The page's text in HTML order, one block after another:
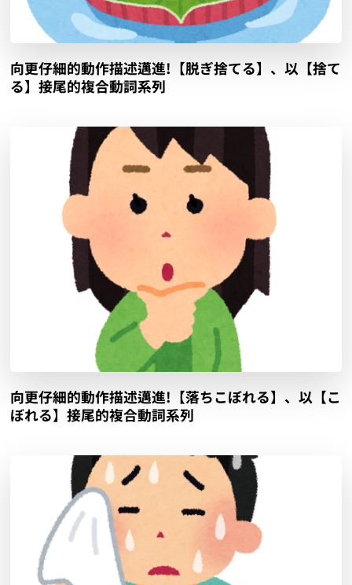
向更仔細的動作描述邁進!【脱ぎ捨てる】、以【捨て
る】接尾的複合動詞系列
向更仔細的動作描述邁進!【落ちこぼれる】、以【こ
ぼれる】接尾的複合動詞系列